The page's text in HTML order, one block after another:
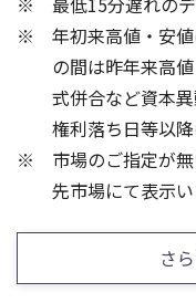
0
20
40
0
300
年初来高値・安
の間は昨年来高
式併合など資本
権利落ち日等以
市場のご指定が
先市場にて表示い
さ